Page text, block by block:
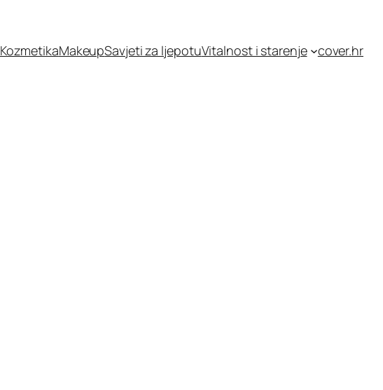
KozmetikaMakeupSavjeti za ljepotuVitalnost i starenje cover.hr